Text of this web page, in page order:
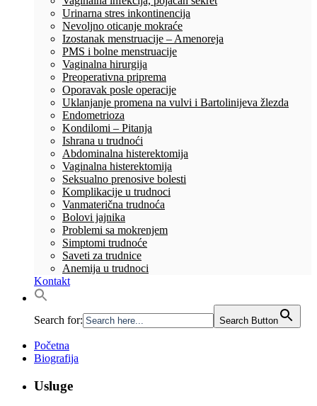
Urinarna stres inkontinencija
Nevoljno oticanje mokraće
Izostanak menstruacije – Amenoreja
PMS i bolne menstruacije
Vaginalna hirurgija
Preoperativna priprema
Oporavak posle operacije
Uklanjanje promena na vulvi i Bartolinijeva žlezda
Endometrioza
Kondilomi – Pitanja
Ishrana u trudnoći
Abdominalna histerektomija
Vaginalna histerektomija
Seksualno prenosive bolesti
Komplikacije u trudnoci
Vanmaterična trudnoća
Bolovi jajnika
Problemi sa mokrenjem
Simptomi trudnoće
Saveti za trudnice
Anemija u trudnoci
Kontakt
Search for: Search Button
Početna
Biografija
Usluge